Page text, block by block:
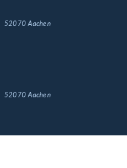
52070 Aachen
52070 Aachen